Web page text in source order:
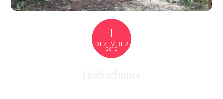
1
DEZEMBER
2016